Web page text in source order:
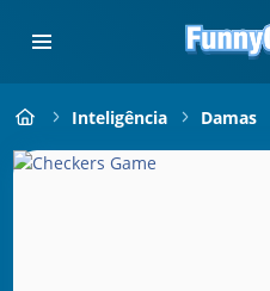
Inteligência Damas